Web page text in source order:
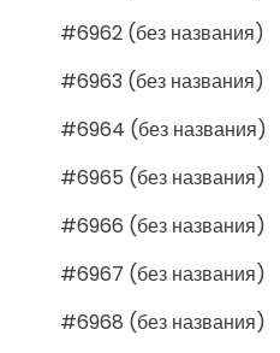
#6962 (без названия)
#6963 (без названия)
#6964 (без названия)
#6965 (без названия)
#6966 (без названия)
#6967 (без названия)
#6968 (без названия)